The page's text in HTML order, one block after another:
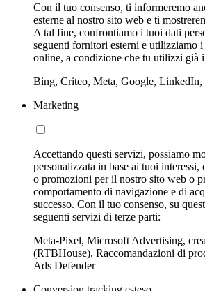
Con il tuo consenso, ti informeremo
esterne al nostro sito web e ti
A tal fine, confrontiamo i tuoi dati
seguenti fornitori esterni e utilizziamo
online, a condizione che tu utilizzi già
Bing, Criteo, Meta, Google, LinkedIn,
Marketing
Accettando questi servizi, possiamo
personalizzata in base ai tuoi interessi,
o promozioni per il nostro sito web o
comportamento di navigazione e di
successo. Con il tuo consenso, su
seguenti servizi di terze parti:
Meta-Pixel, Microsoft Advertising,
(RTBHouse), Raccomandazioni di
Ads Defender